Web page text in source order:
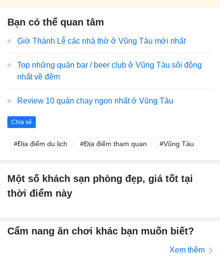
Bạn có thể quan tâm
Giờ Thánh Lễ các nhà thờ ở Vũng Tàu mới nhất
Top những quán bar / beer club ở Vũng Tàu sôi động
nhất về đêm
Review 10 quán chay ngon nhất ở Vũng Tàu
Chia sẻ
Địa điểm du lịch Địa điểm tham quan Vũng Tàu
Một số khách sạn phòng đẹp, giá tốt tại
thời điểm này
Cẩm nang ăn chơi khác bạn muốn biết?
Xem thêm